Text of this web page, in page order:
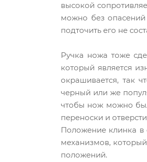
высокой
можно без опасений
подточить его не
Ручка ножа тоже
который является
окрашивается, так
черный или же
чтобы нож можно
переноски и
Положение клинка в
механизмов,
положений.